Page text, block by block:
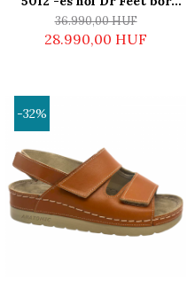
papucs - fekete - kivehető
talpbetét
36.990,00 HUF
28.990,00 HUF
-32%